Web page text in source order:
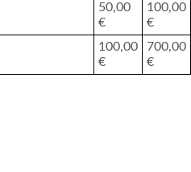
50,00
€
100,00
€
100,00
€
700,00
€